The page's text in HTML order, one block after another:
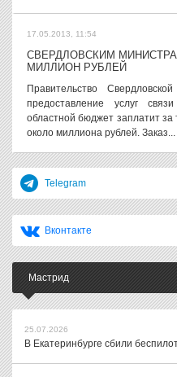
17.05.2013, 11:54
СВЕРДЛОВСКИМ
МИЛЛИОН РУБЛЕЙ
Правительство
предоставление услуг
областной бюджет заплатит
около миллиона рублей. Заказ...
Telegram
Вконтакте
Мастрид
25.07.2026
В Екатеринбурге сбили